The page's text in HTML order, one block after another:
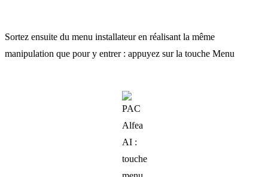
Sortez ensuite du menu installateur en réalisant la même
manipulation que pour y entrer : appuyez sur la touche Menu